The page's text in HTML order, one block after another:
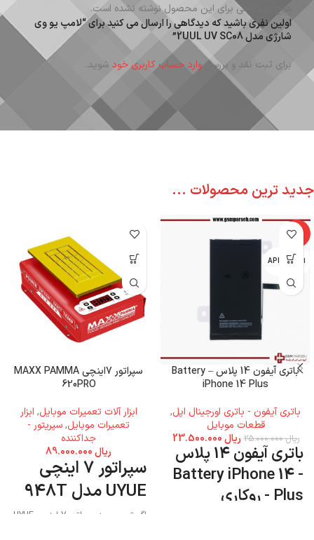
هیچ دیدگاهی برای این محصول نوشته نشده است.
اولین نفری باشید که دیدگاهی را ارسال می کنید برای “لامپ یو وی
شارژی مدل 2UUL UV SC08”
برای ثبت نقد و بررسیوارد حساب کاربری خود شوید.
جدید ترین محصولات ...
-6%
اپل - APPLE
باتری آیفون 14 پلاس – Battery
iPhone 14 Plus
باتری آیفون - باتری اورجینال اپل,
قطعات موبایل
ریال25.000.000 ریال
باتری آیفون 14 پلاس
- Battery iPhone 14
Plus - روکاری
سپراتور 7اینچی MAXX PAMMA
620PRO
ابزار آلات تعمیرات موبایل, ابزار
تعمیرات موبایل,سپریتور -
جداکننده
ریال
سپراتور 7 اینچی
UYUE مدل 948T
اگر تصمیم به سپراتور 7 اینچی UYUE